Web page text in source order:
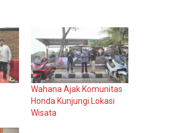
Wahana Ajak Komunitas
Honda Kunjungi Lokasi
Wisata